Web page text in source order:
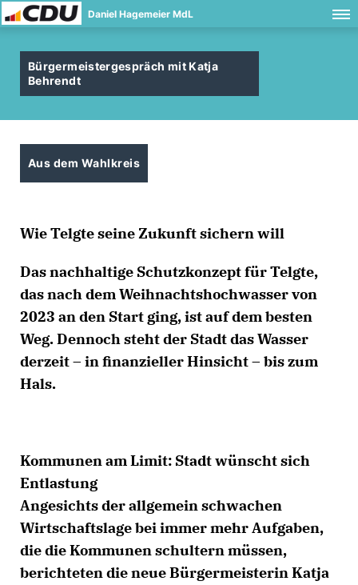
Daniel Hagemeier MdL
Bürgermeistergespräch mit Katja
Behrendt
Aus dem Wahlkreis
Wie Telgte seine Zukunft sichern will
Das nachhaltige Schutzkonzept für Telgte,
das nach dem Weihnachtshochwasser von
2023 an den Start ging, ist auf dem besten
Weg. Dennoch steht der Stadt das Wasser
derzeit – in finanzieller Hinsicht – bis zum
Hals.
Kommunen am Limit: Stadt wünscht sich
Entlastung
Angesichts der allgemein schwachen
Wirtschaftslage bei immer mehr Aufgaben,
die die Kommunen schultern müssen,
berichteten die neue Bürgermeisterin Katja